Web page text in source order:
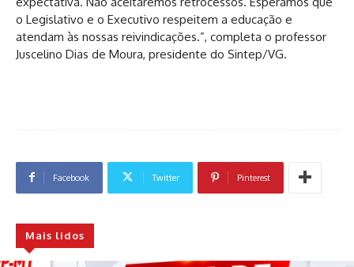
o Legislativo e o Executivo respeitem a educação e
atendam às nossas reivindicações.”, completa o professor
Juscelino Dias de Moura, presidente do Sintep/VG.
Facebook Twitter Pinterest
Mais lidos